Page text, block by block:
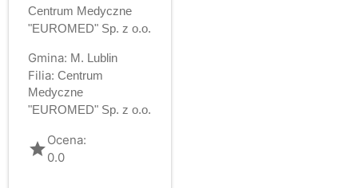
Centrum Medyczne
"EUROMED" Sp. z o.o.
Gmina: M. Lublin
Filia: Centrum
Medyczne
"EUROMED" Sp. z o.o.
gradeOcena:
0.0